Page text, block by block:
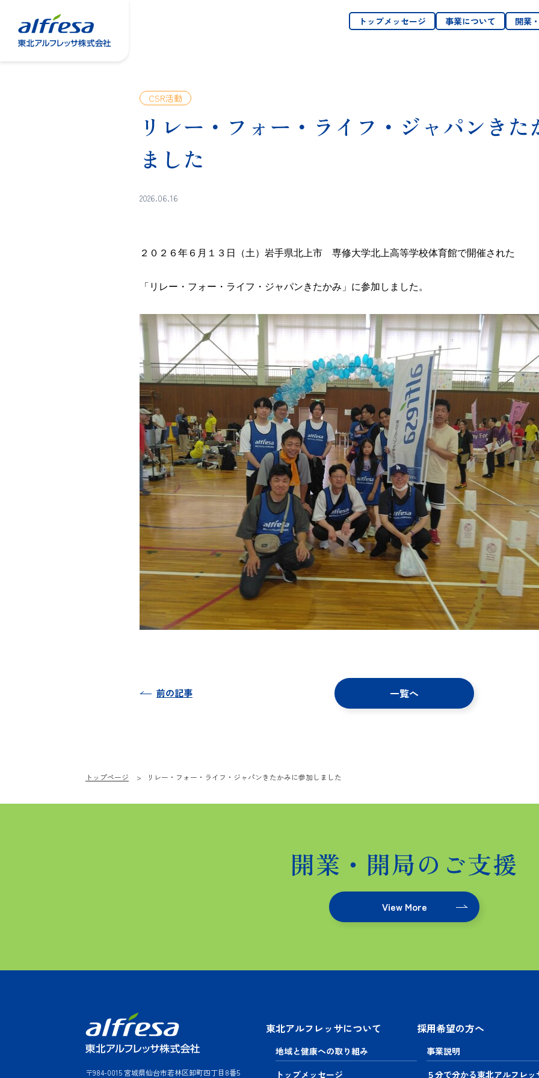
トップメッセージ 事業について 開業
CSR活動
リレー・フォー・ライフ・ジャパンき
ました
2026.06.16
２０２６年６月１３日（土）岩手県北上市 専修大学北上高等学校体育館で開催された
「リレー・フォー・ライフ・ジャパンきたかみ」に参加しました。
前の記事 一覧へ
トップページ リレー・フォー・ライフ・ジャパンきたかみに参加しました
開業・開局のご支援
View More
〒984-0015 宮城県仙台市若林区卸町四丁目8番5
東北アルフレッサについて
地域と健康への取り組み
トップメッセージ
採用希望の方へ
事業説明
５分で分かる東北アルフレッ